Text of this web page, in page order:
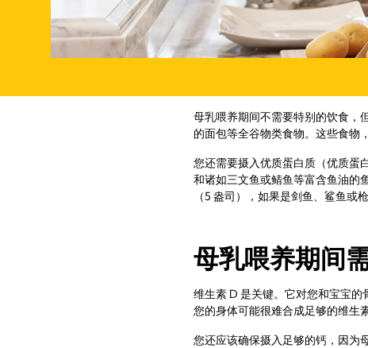
母乳喂养期间不需要特别的饮食，
的面包等全谷物类食物。这些食物
您还需要摄入优质蛋白质（优质蛋
和诸如三文鱼或鲭鱼等富含鱼油的
（5 盎司），如果是剑鱼、鲨鱼或
母乳喂养期间
维生素 D 是关键。它对您和宝宝
您的身体可能很难合成足够的维
您还应该确保摄入足够的钙，因为